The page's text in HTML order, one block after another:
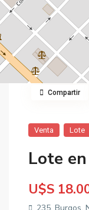
Venta Lote
Lote
U$S
Compartir